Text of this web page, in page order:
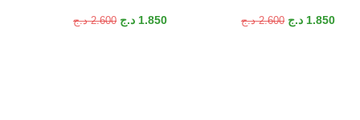
2.600 د.ج 1.850 د.ج 2.600 د.ج 1.850 د.ج